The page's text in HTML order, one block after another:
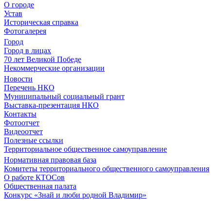
О городе
Устав
Историческая справка
Фотогалерея
Город
Город в лицах
70 лет Великой Победе
Некоммерческие организации
Новости
Перечень НКО
Муниципальный социальный грант
Выставка-презентация НКО
Контакты
Фотоотчет
Видеоотчет
Полезные ссылки
Территориальное общественное самоуправление
Нормативная правовая база
Комитеты территориального общественного самоуправления
О работе КТОСов
Общественная палата
Конкурс «Знай и люби родной Владимир»